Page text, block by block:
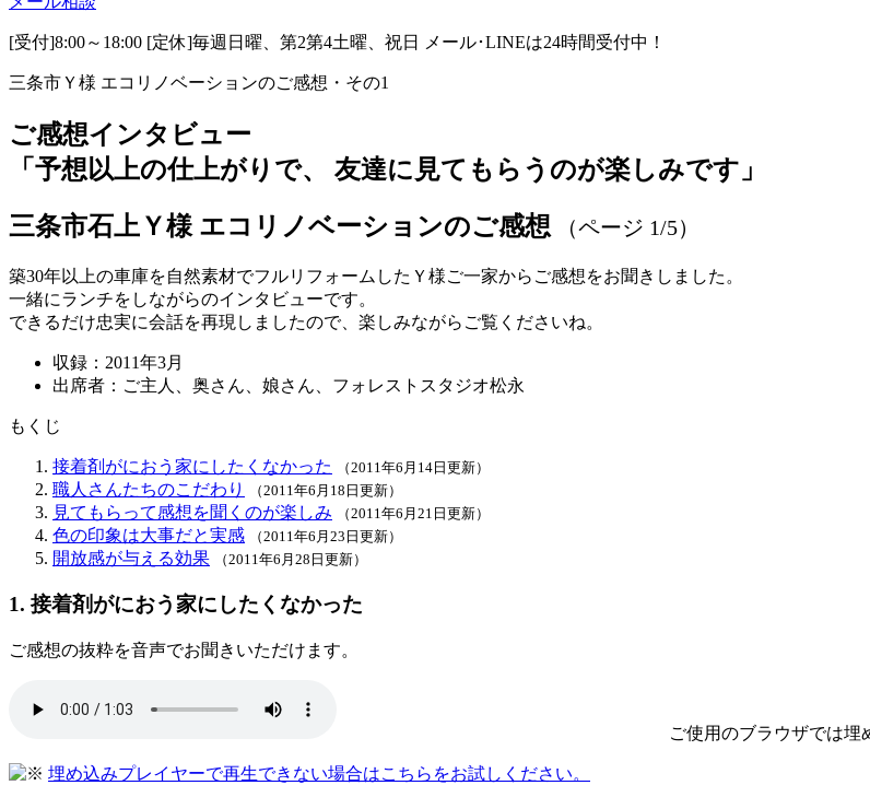
[受付]8:00～18:00 [定休]毎週日曜、第2第4土曜、祝日 メール･LINEは24時間受付中！
三条市Ｙ様 エコリノベーションのご感想・その1
ご感想インタビュー
「予想以上の仕上がりで、 友達に見てもらうのが楽しみです」
三条市石上Ｙ様 エコリノベーションのご感想 （ページ 1/5）
築30年以上の車庫を自然素材でフルリフォームしたＹ様ご一家からご感想をお聞きしました。
一緒にランチをしながらのインタビューです。
できるだけ忠実に会話を再現しましたので、楽しみながらご覧くださいね。
収録：2011年3月
出席者：ご主人、奥さん、娘さん、フォレストスタジオ松永
もくじ
接着剤がにおう家にしたくなかった （2011年6月14日更新）
職人さんたちのこだわり （2011年6月18日更新）
見てもらって感想を聞くのが楽しみ （2011年6月21日更新）
色の印象は大事だと実感 （2011年6月23日更新）
開放感が与える効果 （2011年6月28日更新）
1. 接着剤がにおう家にしたくなかった
ご感想の抜粋を音声でお聞きいただけます。
ご使用のブラウザでは埋
埋め込みプレイヤーで再生できない場合はこちらをお試しください。